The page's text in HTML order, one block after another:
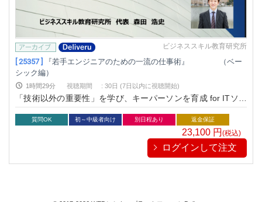
ビジネススキル教育研究所
[ 25357 ]
『若手エンジニアのための一流の仕事術』 （ベー
シック編）
1時間29分 視聴期間 : 30日 (7日以内に視聴開始)
「技術以外の重要性」を学び、キーパーソンを育成 for ITソフ
トウェア・ハードウェアエンジニア（設計・開発者）
質問OK 初～中級者向け 別日程あり 返金保証
23,100 円(税込)
ログインして注文